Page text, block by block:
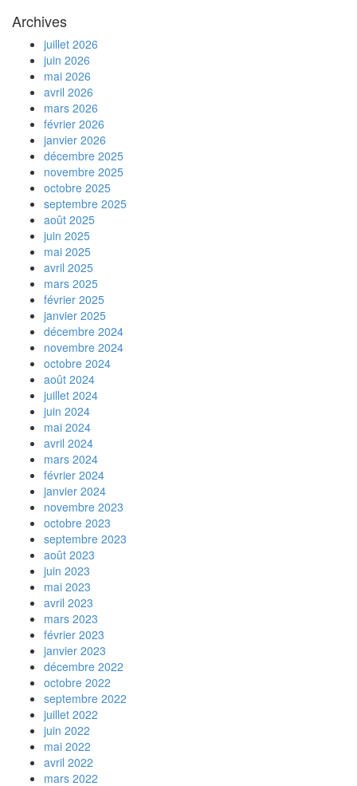
Archives
juillet 2026
juin 2026
mai 2026
avril 2026
mars 2026
février 2026
janvier 2026
décembre 2025
novembre 2025
octobre 2025
septembre 2025
août 2025
juin 2025
mai 2025
avril 2025
mars 2025
février 2025
janvier 2025
décembre 2024
novembre 2024
octobre 2024
août 2024
juillet 2024
juin 2024
mai 2024
avril 2024
mars 2024
février 2024
janvier 2024
novembre 2023
octobre 2023
septembre 2023
août 2023
juin 2023
mai 2023
avril 2023
mars 2023
février 2023
janvier 2023
décembre 2022
octobre 2022
septembre 2022
juillet 2022
juin 2022
mai 2022
avril 2022
mars 2022